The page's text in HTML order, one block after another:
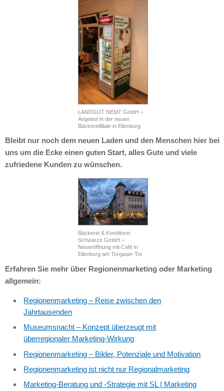
LANDGUT NEMT GmbH –
Angebot in der neuen
Bäckereifiliale in Eilenburg
Bleibt nur noch dem neuen Laden und den Menschen hier bei
uns um die Ecke einen guten Start, alles Gute und viele
zufriedene Kunden zu wünschen.
Bäckerei & Konditorei
Schwarze GmbH –
Neueröffnung mit Café in
Eilenburg am Torgauer Tor
Erfahren Sie mehr über Regionenmarketing oder Marketing
allgemein:
Regionenmarketing – Reise zwischen den
Jahrtausenden
Museumsnacht – Konzept überzeugt mit
überregionaler Marketing-Wirkung
Regionenmarketing – Bilder, Potenziale und Motivation
Regionenmarketing ist nicht nur Regionalmarketing
Marketing-Beratung und -Strategie mit SL | Marketing